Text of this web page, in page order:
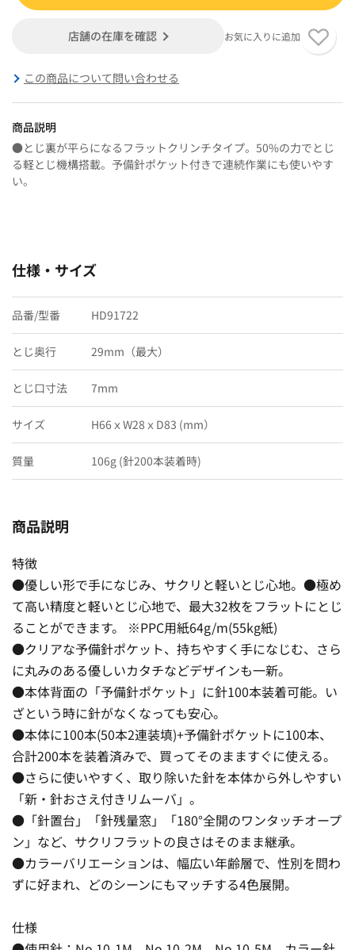
店舗の在庫を確認 お気に入りに追加
この商品について問い合わせる
商品説明
●とじ裏が平らになるフラットクリンチタイプ。50%の力でとじ
る軽とじ機構搭載。予備針ポケット付きで連続作業にも使いやす
い。
仕様・サイズ
品番/型番 HD91722
とじ奥行 29mm（最大）
とじ口寸法 7mm
サイズ H66ｘW28ｘD83 (mm）
質量 106g (針200本装着時)
商品説明
特徴
●優しい形で手になじみ、サクリと軽いとじ心地。●極め
て高い精度と軽いとじ心地で、最大32枚をフラットにとじ
ることができます。 ※PPC用紙64g/m(55kg紙)
●クリアな予備針ポケット、持ちやすく手になじむ、さら
に丸みのある優しいカタチなどデザインも一新。
●本体背面の「予備針ポケット」に針100本装着可能。い
ざという時に針がなくなっても安心。
●本体に100本(50本2連装填)+予備針ポケットに100本、
合計200本を装着済みで、買ってそのまますぐに使える。
●さらに使いやすく、取り除いた針を本体から外しやすい
「新・針おさえ付きリムーバ」。
●「針置台」「針残量窓」「180°全開のワンタッチオープ
ン」など、サクリフラットの良さはそのまま継承。
●カラーバリエーションは、幅広い年齢層で、性別を問わ
ずに好まれ、どのシーンにもマッチする4色展開。
仕様